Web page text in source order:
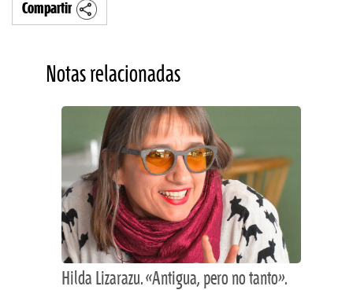
Compartir
Notas relacionadas
Hilda Lizarazu. «Antigua, pero no tanto».